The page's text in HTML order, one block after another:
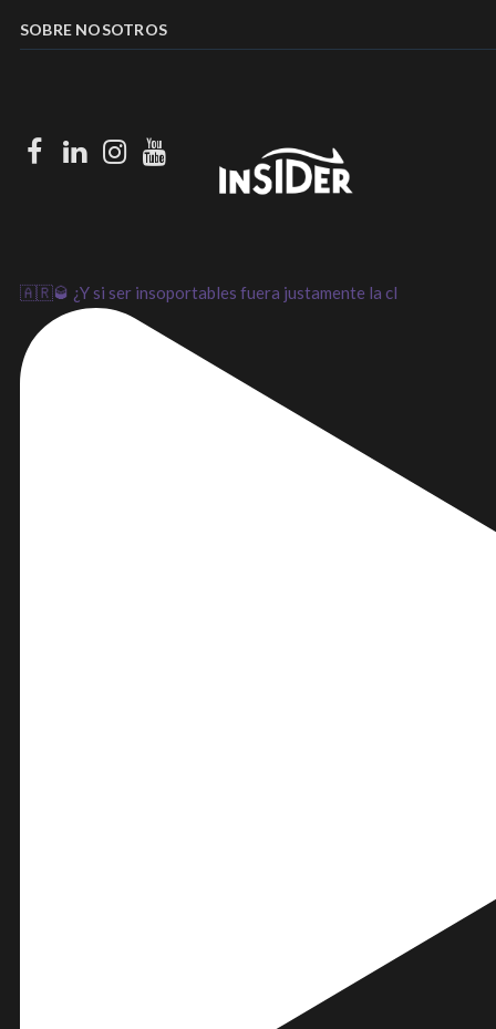
SOBRE NOSOTROS
Facebook
LinkedIn
Instagram
Youtube
🇦🇷🥃 ¿Y si ser insoportables fuera justamente la cl